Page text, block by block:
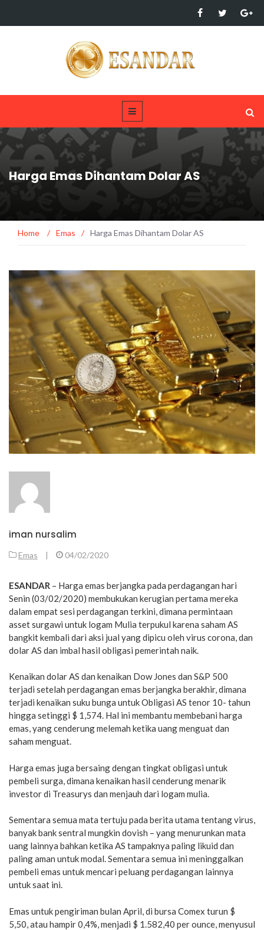
Harga Emas Dihantam Dolar AS
Home / Emas / Harga Emas Dihantam Dolar AS
iman nursalim
Emas | 04/02/2020
ESANDAR – Harga emas berjangka pada perdagangan hari
Senin (03/02/2020) membukukan kerugian pertama mereka
dalam empat sesi perdagangan terkini, dimana permintaan
asset surgawi untuk logam Mulia terpukul karena saham AS
bangkit kembali dari aksi jual yang dipicu oleh virus corona, dan
dolar AS dan imbal hasil obligasi pemerintah naik.
Kenaikan dolar AS dan kenaikan Dow Jones dan S&P 500
terjadi setelah perdagangan emas berjangka berakhir, dimana
terjadi kenaikan suku bunga untuk Obligasi AS tenor 10- tahun
hingga setinggi $ 1,574. Hal ini membantu membebani harga
emas, yang cenderung melemah ketika uang menguat dan
saham menguat.
Harga emas juga bersaing dengan tingkat obligasi untuk
pembeli surga, dimana kenaikan hasil cenderung menarik
investor di Treasurys dan menjauh dari logam mulia.
Sementara semua mata tertuju pada berita utama tentang virus,
banyak bank sentral mungkin dovish – yang menurunkan mata
uang lainnya bahkan ketika AS tampaknya paling likuid dan
paling aman untuk modal. Sementara semua ini meninggalkan
pembeli emas untuk mencari peluang perdagangan lainnya
untuk saat ini.
Emas untuk pengiriman bulan April, di bursa Comex turun $
5,50, atau hampir 0,4%, menjadi $ 1.582,40 per ounce, menyusul